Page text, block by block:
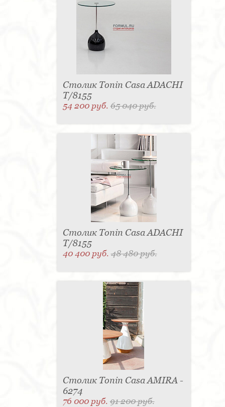
Подставка под зонт - 1
Столик Tonin Casa ADACHI
T/8155
54 200 руб.65 040 руб.
Столик Tonin Casa ADACHI
T/8155
40 400 руб.48 480 руб.
Столик Tonin Casa AMIRA -
6274
76 000 руб.91 200 руб.